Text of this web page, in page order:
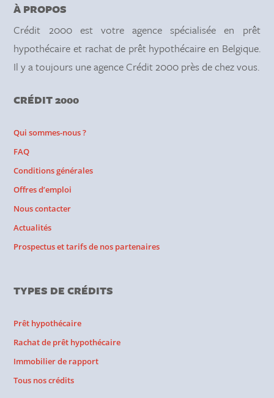
À PROPOS
Crédit 2000 est votre agence spécialisée en prêt
hypothécaire et rachat de prêt hypothécaire en Belgique.
Il y a toujours une agence Crédit 2000 près de chez vous.
CRÉDIT 2000
Qui sommes-nous ?
FAQ
Conditions générales
Offres d’emploi
Nous contacter
Actualités
Prospectus et tarifs de nos partenaires
TYPES DE CRÉDITS
Prêt hypothécaire
Rachat de prêt hypothécaire
Immobilier de rapport
Tous nos crédits